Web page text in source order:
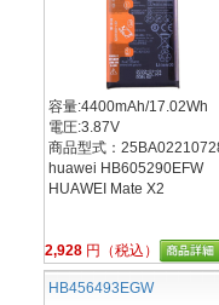
容量:4400mAh/17.02Wh
電圧:3.87V
商品型式：
huawei HB605290EFW
HUAWEI Mate X2
2,928 円（税込）
HB456493EGW